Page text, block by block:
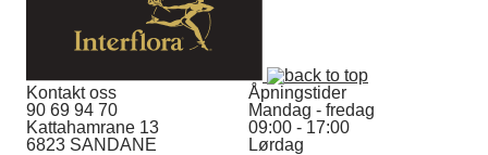
Kontakt oss
90 69 94 70
Kattahamrane 13
6823 SANDANE
Åpningstider
Mandag - fredag
09:00 - 17:00
Lørdag